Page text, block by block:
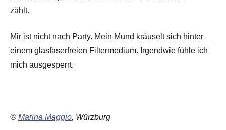
zählt.
Mir ist nicht nach Party. Mein Mund kräuselt sich hinter
einem glasfaserfreien Filtermedium. Irgendwie fühle ich
mich ausgesperrt.
© Marina Maggio, Würzburg